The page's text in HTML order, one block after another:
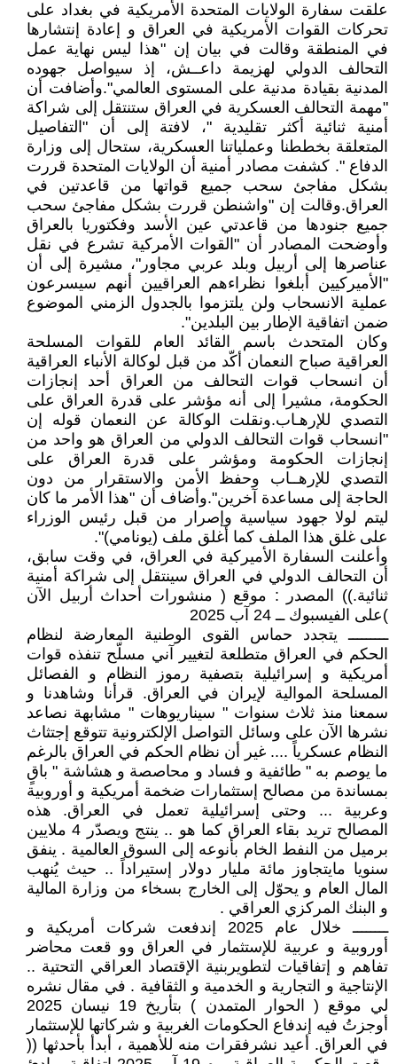
علقت سفارة الولايات المتحدة الأمريكية في بغداد على
تحركات القوات الأمريكية في العراق و إعادة إنتشارها
في المنطقة وقالت في بيان إن "هذا ليس نهاية عمل
التحالف الدولي لهزيمة داعــش، إذ سيواصل جهوده
المدنية بقيادة مدنية على المستوى العالمي".وأضافت أن
"مهمة التحالف العسكرية في العراق ستنتقل إلى شراكة
أمنية ثنائية أكثر تقليدية "، لافتة إلى أن "التفاصيل
المتعلقة بخططنا وعملياتنا العسكرية، ستحال إلى وزارة
الدفاع ". كشفت مصادر أمنية أن الولايات المتحدة قررت
بشكل مفاجئ سحب جميع قواتها من قاعدتين في
العراق.وقالت إن "واشنطن قررت بشكل مفاجئ سحب
جميع جنودها من قاعدتي عين الأسد وفكتوريا بالعراق
وأوضحت المصادر أن "القوات الأمركية تشرع في نقل
عناصرها إلى أربيل وبلد عربي مجاور"، مشيرة إلى أن
"الأميركيين أبلغوا نظراءهم العراقيين أنهم سيسرعون
عملية الانسحاب ولن يلتزموا بالجدول الزمني الموضوع
ضمن اتفاقية الإطار بين البلدين".
وكان المتحدث باسم القائد العام للقوات المسلحة
العراقية صباح النعمان أكّد من قبل لوكالة الأنباء العراقية
أن انسحاب قوات التحالف من العراق أحد إنجازات
الحكومة، مشيرا إلى أنه مؤشر على قدرة العراق على
التصدي للإرهـاب.ونقلت الوكالة عن النعمان قوله إن
"انسحاب قوات التحالف الدولي من العراق هو واحد من
إنجازات الحكومة ومؤشر على قدرة العراق على
التصدي للإرهــاب وحفظ الأمن والاستقرار من دون
الحاجة إلى مساعدة آخرين".وأضاف أن "هذا الأمر ما كان
ليتم لولا جهود سياسية وإصرار من قبل رئيس الوزراء
على غلق هذا الملف كما أغلق ملف (يونامي)".
وأعلنت السفارة الأميركية في العراق، في وقت سابق،
أن التحالف الدولي في العراق سينتقل إلى شراكة أمنية
ثنائية.)) المصدر : موقع ( منشورات أحداث أربيل الآن
)على الفيسبوك ــ 24 آب 2025
ـــــــــ يتجدد حماس القوى الوطنية المعارضة لنظام
الحكم في العراق متطلعة لتغيير آني مسلّح تنفذه قوات
أمريكية و إسرائيلية بتصفية رموز النظام و الفصائل
المسلحة الموالية لإيران في العراق. قرأنا وشاهدنا و
سمعنا منذ ثلاث سنوات " سيناريوهات " مشابهة نصاعد
نشرها الآن على وسائل التواصل الإلكترونية تتوقع إجتثاث
النظام عسكرياً .... غير أن نظام الحكم في العراق بالرغم
ما يوصم به " طائفية و فساد و محاصصة و هشاشة " باقٍ
بمساندة من مصالح إستثمارات ضخمة أمريكية و أوروبية
وعربية ... وحتى إسرائيلية تعمل في العراق. هذه
المصالح تريد بقاء العراق كما هو .. ينتج ويصدّر 4 ملايين
برميل من النفط الخام بأنوعه إلى السوق العالمية . ينفق
سنويا مايتجاوز مائة مليار دولار إستيراداً .. حيث يُنهب
المال العام و يحوّل إلى الخارج بسخاء من وزارة المالية
و البنك المركزي العراقي .
ــــــــ خلال عام 2025 إندفعت شركات أمريكية و
أوروبية و عربية للإستثمار في العراق وو قعت محاضر
تفاهم و إتفاقيات لتطويربنية الإقتصاد العراقي التحتية ..
الإنتاجية و التجارية و الخدمية و الثقافية . في مقال نشره
لي موقع ( الحوار المتمدن ) بتأريخ 19 نيسان 2025
أوجزتُ فيه إندفاع الحكومات الغربية و شركاتها للإستثمار
في العراق. أعيد نشرفقرات منه للأهمية ، أبدأ بأحدثها ((